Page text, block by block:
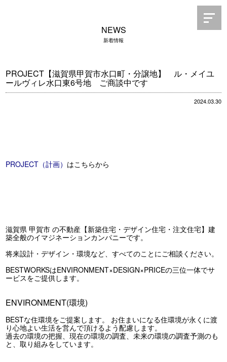
NEWS
新着情報
PROJECT【滋賀県甲賀市水口町・分譲地】 ル・メイユ
ールヴィレ水口東6号地 ご商談中です
2024.03.30
PROJECT（計画） はこちらから
滋賀県 甲賀市 の不動産【新築住宅・デザイン住宅・注文住宅】建
築全般のイマジネーションカンパニーです。
将来設計・デザイン・環境など、すべてのことにご相談ください。
BESTWORKSはENVIRONMENT×DESIGN×PRICEの三位一体でサ
ービスをご提供します。
ENVIRONMENT(環境)
BESTな住環境をご提案します。 お住まいになる住環境が永くに渡
り心地よい生活を営んで頂けるよう配慮します。
過去の環境の把握、現在の環境の調査、未来の環境の調査予測のも
と、取り組みをしています。